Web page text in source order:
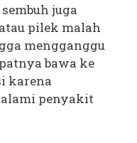
juga
pilek malah
mengganggu
bawa ke
karena
penyakit